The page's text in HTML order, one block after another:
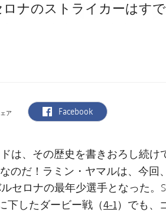
ロナのストライカーはす
ア label.aria.facebook
Facebook
は、その歴史を書きおろし続け
のだ！ ラミン・ヤマルは、今回
セロナの最年少選手となった。
下したダービー戦（4-1）でも、